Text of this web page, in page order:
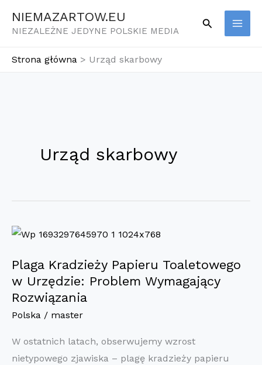
NIEMAZARTOW.EU
NIEZALEŻNE JEDYNE POLSKIE MEDIA
Szukaj
Strona główna Urząd skarbowy
Urząd skarbowy
Plaga Kradzieży Papieru Toaletowego
w Urzędzie: Problem Wymagający
Rozwiązania
Polska / master
W ostatnich latach, obserwujemy wzrost
nietypowego zjawiska – plagę kradzieży papieru